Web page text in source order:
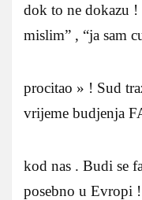
dok to ne dokazu !
mislim” , “ja sam
procitao » ! Sud
vrijeme budjenja
kod nas . Budi se
posebno u